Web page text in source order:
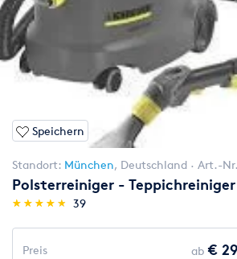
Speichern
Standort: München, Deutschland Art.-
Polsterreiniger -
(*)
★
★
(*)★
★
(*) ★
★
(*) ★
★
(*) ★
★ 39
Preis ab €